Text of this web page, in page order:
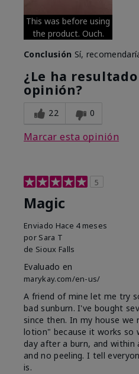
This was before using
the product. Ouch.
Conclusión Sí,
¿Le ha
opinión?
22 0
Marcar esta opinión
5
Magic
Enviado Hace 4 meses
por Sara T
de Sioux Falls
Evaluado en
marykay.com/en-us/
A friend of mine let me try
bad sunburn. I've bought
since then. In my house
lotion" because it works so
day after a burn, and within
and no peeling. I tell
is.